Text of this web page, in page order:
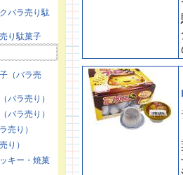
バラ売り駄
り駄菓子
（バラ売
バラ売り）
バラ売り）
売り）
り）
キー・焼菓